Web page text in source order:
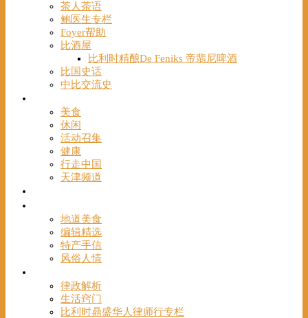
茶人茶语
鲍医生专栏
Foyer帮助
比酒屋
比利时精酿De Feniks 帝翡尼啤酒
比国史话
中比交流史
美食
休闲
活动召集
健康
行走中国
天津频道
地道美食
编辑精选
特产手信
风俗人情
律政解析
生活窍门
比利时鼎盛华人律师行专栏